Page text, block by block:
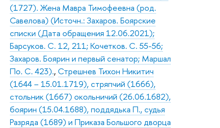
(1727). Жена Мавра Тимофеевна (род.
Савелова) (Источн.: Захаров. Боярские
списки (Дата обращения 12.06.2021);
Барсуков. С. 12, 211; Кочетков. С. 55-56;
Захаров. Боярин и первый сенатор; Маршал
По. С. 423)., Стрешнев Тихон Никитич
(1644 – 15.01.1719), стряпчий (1666),
стольник (1667) окольничий (26.06.1682),
боярин (15.04.1688), поддядька П., судья
Разряда (1689) и Приказа Большого дворца